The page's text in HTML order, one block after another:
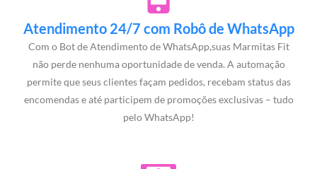
Atendimento 24/7 com Robô de WhatsApp
Com o Bot de Atendimento de WhatsApp,suas Marmitas Fit
não perde nenhuma oportunidade de venda. A automação
permite que seus clientes façam pedidos, recebam status das
encomendas e até participem de promoções exclusivas – tudo
pelo WhatsApp!